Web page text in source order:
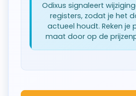
Odixus signaleert
registers, zodat je het
actueel houdt. Reken je
maat door op de